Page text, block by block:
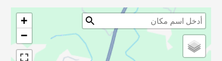
+
−